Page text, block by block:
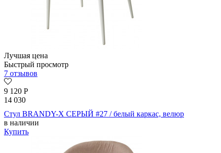
Лучшая цена
Быстрый просмотр
7 отзывов
9 120 Р
14 030
Стул BRANDY-X СЕРЫЙ #27 / белый каркас, велюр
в наличии
Купить